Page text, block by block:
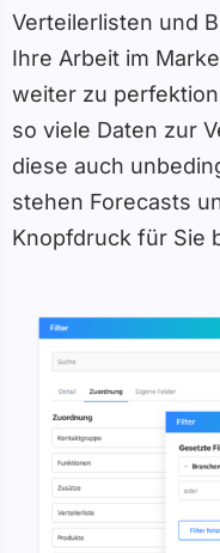
Verteilerlisten und
Ihre Arbeit im
weiter zu
so viele Daten zur
diese auch
stehen Forecasts
Knopfdruck für Sie